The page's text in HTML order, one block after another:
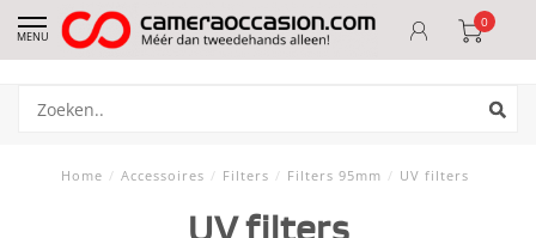
MENU
0
Home / Accessoires / Filters / Filters 95mm / UV filters